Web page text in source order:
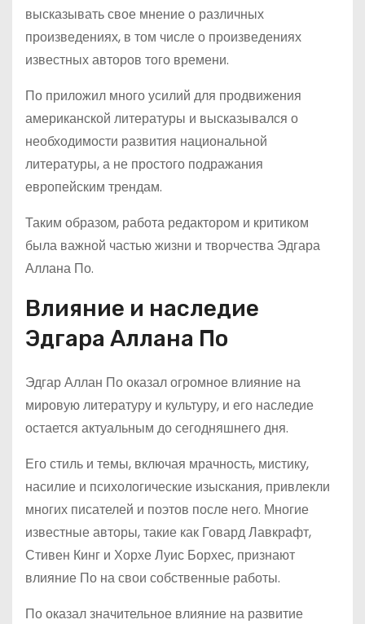
высказывать свое мнение о различных
произведениях, в том числе о произведениях
известных авторов того времени.
По приложил много усилий для продвижения
американской литературы и высказывался о
необходимости развития национальной
литературы, а не простого подражания
европейским трендам.
Таким образом, работа редактором и критиком
была важной частью жизни и творчества Эдгара
Аллана По.
Влияние и наследие
Эдгара Аллана По
Эдгар Аллан По оказал огромное влияние на
мировую литературу и культуру, и его наследие
остается актуальным до сегодняшнего дня.
Его стиль и темы, включая мрачность, мистику,
насилие и психологические изыскания, привлекли
многих писателей и поэтов после него. Многие
известные авторы, такие как Говард Лавкрафт,
Стивен Кинг и Хорхе Луис Борхес, признают
влияние По на свои собственные работы.
По оказал значительное влияние на развитие